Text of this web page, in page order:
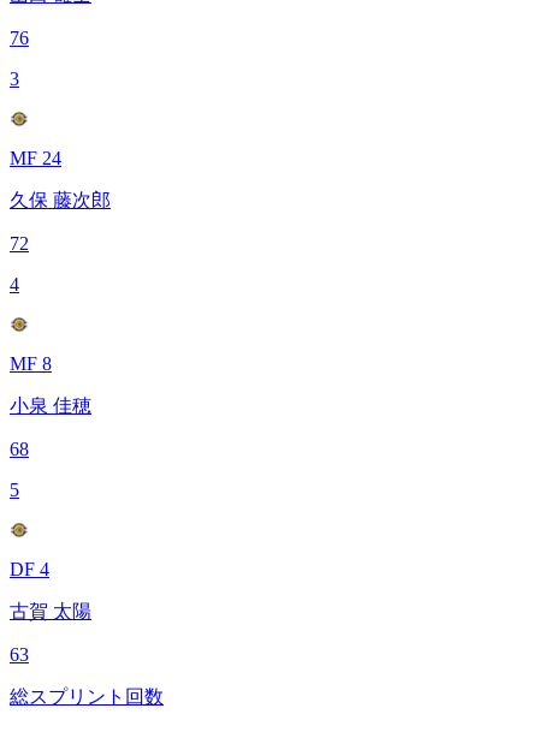
76
3
MF 24
久保 藤次郎
72
4
MF 8
小泉 佳穂
68
5
DF 4
古賀 太陽
63
総スプリント回数